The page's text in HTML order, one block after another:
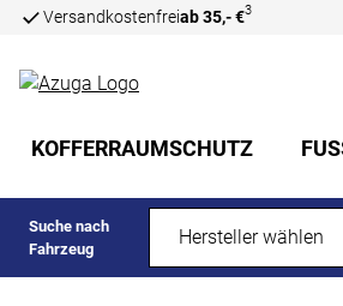
Versandkostenfreiab 35,- €3
KOFFERRAUMSCHUTZ
Suche nach
Fahrzeug